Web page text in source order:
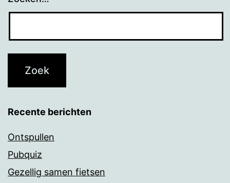
Recente berichten
Ontspullen
Pubquiz
Gezellig samen fietsen